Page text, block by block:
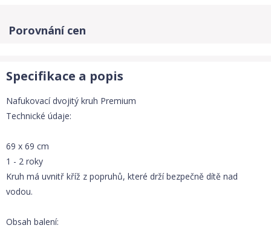
Porovnání cen
Specifikace a popis
Nafukovací dvojitý kruh Premium
Technické údaje:
69 x 69 cm
1 - 2 roky
Kruh má uvnitř kříž z popruhů, které drží bezpečně dítě nad
vodou.
Obsah balení: